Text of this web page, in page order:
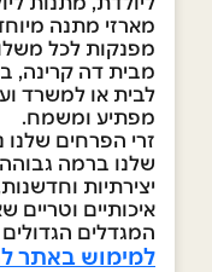
מארזי מתנה
מפנקות לכל
מבית דה קרינה,
לבית או למשרד
מפתיע ומשמח.
זרי הפרחים שלנו
שלנו ברמה
יצירתיות
איכותיים וטריים
המגדלים
למימוש באתר